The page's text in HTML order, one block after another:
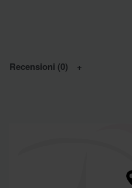
Recensioni (0)